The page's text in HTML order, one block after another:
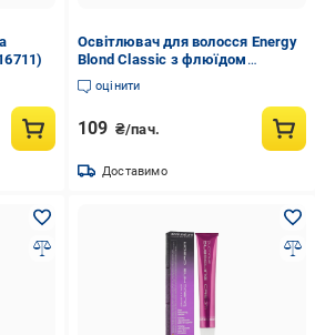
Освітлювач для волосся Energy
Blond Classic з флюїдом
(083084)
оцінити
109 ₴/пач.
Доставимо